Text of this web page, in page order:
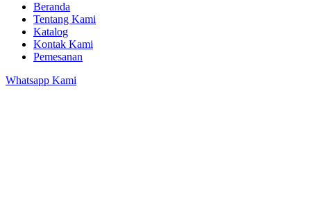
Beranda
Tentang Kami
Katalog
Kontak Kami
Pemesanan
Whatsapp Kami